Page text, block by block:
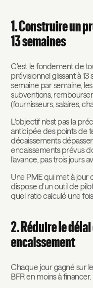
1. Construire un
13 semaines
C'est le fondement de
prévisionnel glissant à
semaine par semaine,
subventions,
(fournisseurs, salaires,
L'objectif n'est pas la
anticipée des points de
décaissements
encaissements prévus
l'avance, pas trois jours
Une PME qui met à jour
dispose d'un outil de
quel ratio calculé une
2. Réduire le
encaissement
Chaque jour gagné sur
BFR en moins à